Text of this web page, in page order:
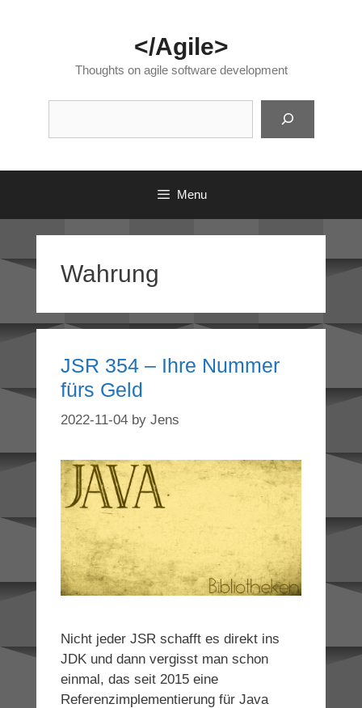
</Agile>
Thoughts on agile software development
Menu
Wahrung
JSR 354 – Ihre Nummer
fürs Geld
2022-11-04 by Jens
Nicht jeder JSR schafft es direkt ins
JDK und dann vergisst man schon
einmal, das seit 2015 eine
Referenzimplementierung für Java